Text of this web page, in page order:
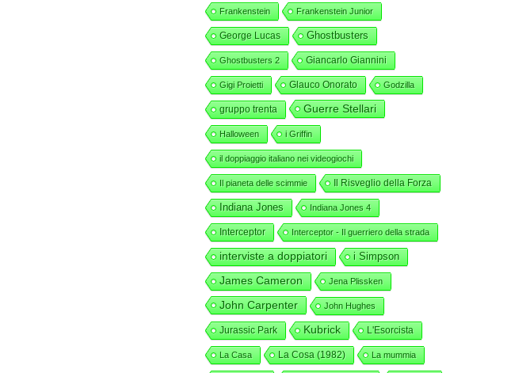
Frankenstein Frankenstein Junior
George Lucas Ghostbusters
Ghostbusters 2 Giancarlo Giannini
Gigi Proietti Glauco Onorato Godzilla
gruppo trenta Guerre Stellari
Halloween i Griffin
il doppiaggio italiano nei videogiochi
Il pianeta delle scimmie Il Risveglio della Forza
Indiana Jones Indiana Jones 4
Interceptor Interceptor - Il guerriero della strada
interviste a doppiatori i Simpson
James Cameron Jena Plissken
John Carpenter John Hughes
Jurassic Park Kubrick L'Esorcista
La Casa La Cosa (1982) La mummia